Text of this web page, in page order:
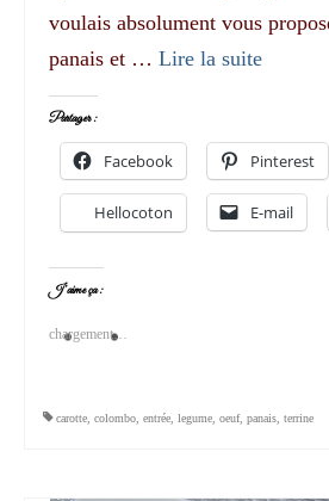
voulais absolument vous
panais et … Lire la suite­­
Partager :
Facebook Pinterest
Hellocoton E-mail
J’aime ça :
chargement…
carotte colombo entrée legume oeuf, panais terrine